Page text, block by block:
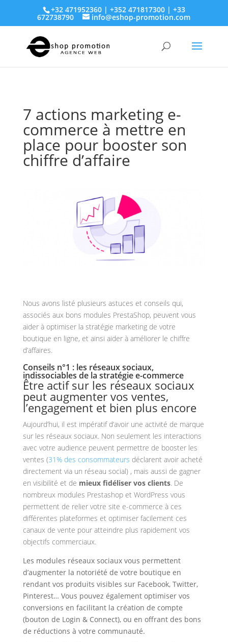
+32 471952360 | +352 471817300 | +33
672738790 info@eshop-promotion.com
7 actions marketing e-
commerce à mettre en
place pour booster son
chiffre d’affaire
Nous avons listé plusieurs astuces et conseils qui,
associés aux bons modules PrestaShop, peuvent vous
aider à optimiser la stratégie marketing de votre
boutique en ligne, et ainsi aider à améliorer le chiffre
d’affaires.
Conseils n°1 : les réseaux sociaux,
indissociables de la stratégie e-commerce
Être actif sur les réseaux sociaux
peut augmenter vos ventes,
l’engagement et bien plus encore
Aujourd’hui, il est impératif d’avoir une activité de marque
sur les réseaux sociaux. Non seulement les interactions
avec votre audience peuvent permettre de booster les
ventes (31% des consommateurs déclarent avoir acheté
directement via un réseau social) , mais aussi de gagner
en visibilité et de mieux fidéliser vos clients. De
nombreux modules Prestashop et WordPress vous
permettent de relier votre site e-commerce à ces
différentes plateformes et optimiser facilement ces
canaux de vente pour atteindre plus rapidement vos
objectifs commerciaux.
Les modules réseaux sociaux vous permettent
d’augmenter la notoriété de votre boutique en
rendant vos produits visibles sur Facebook, Twitter,
Pinterest… Vous pouvez également optimiser vos
conversions en facilitant la création de compte
(bouton de Login & Connect), ou en offrant des bons
de réductions à votre communauté.